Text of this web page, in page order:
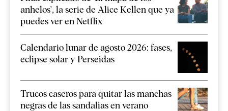
anhelos', la serie de Alice Kellen que ya
puedes ver en Netflix
Calendario lunar de agosto 2026: fases,
eclipse solar y Perseidas
Trucos caseros para quitar las manchas
negras de las sandalias en verano